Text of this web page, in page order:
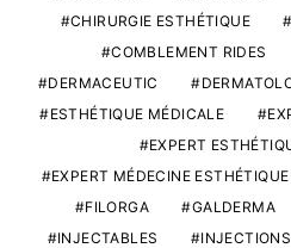
CHIRURGIE ESTHÉTIQUE
COMBLEMENT RIDES
DERMACEUTIC
ESTHÉTIQUE MÉDICALE
EXPERT
EXPERT MÉDECINE ESTHÉTIQUE
FILORGA
GALDERMA
INJECTABLES
INJECTIONS